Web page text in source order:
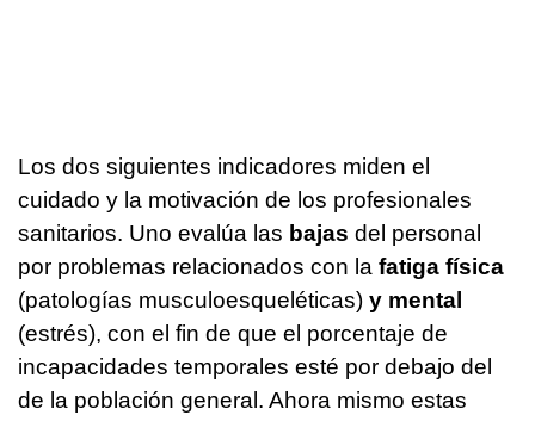
Los dos siguientes indicadores miden el
cuidado y la motivación de los profesionales
sanitarios. Uno evalúa las bajas del personal
por problemas relacionados con la fatiga física
(patologías musculoesqueléticas) y mental
(estrés), con el fin de que el porcentaje de
incapacidades temporales esté por debajo del
de la población general. Ahora mismo estas